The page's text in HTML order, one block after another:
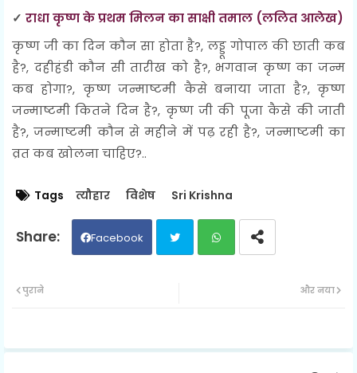
✓ राधा कृष्ण के प्रथम मिलन का साक्षी तमाल (ललित आलेख)
कृष्ण जी का दिन कौन सा होता है?, लड्डू गोपाल की छाती कब
है?, दहीहंडी कौन सी तारीख को है?, भगवान कृष्ण का जन्म
कब होगा?, कृष्ण जन्माष्टमी कैसे बनाया जाता है?, कृष्ण
जन्माष्टमी कितने दिन है?, कृष्ण जी की पूजा कैसे की जाती
है?, जन्माष्टमी कौन से महीने में पढ़ रही है?, जन्माष्टमी का
व्रत कब खोलना चाहिए?..
Tags त्यौहार विशेष Sri Krishna
Facebook
ap
और नया
पुराने